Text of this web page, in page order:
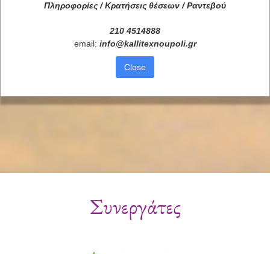
Συνεργάτες
Πληροφορίες / Κρατήσεις θέσεων / Ραντεβού
210 4514888
email: info@kallitexnoupoli.gr
Close